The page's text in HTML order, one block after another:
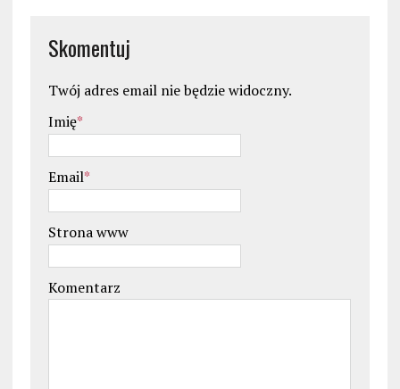
Skomentuj
Twój adres email nie będzie widoczny.
Imię*
Email*
Strona www
Komentarz